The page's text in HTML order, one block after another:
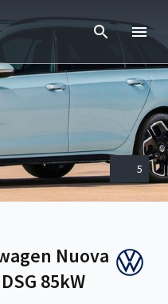
5
Nuova
85kW